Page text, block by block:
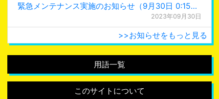
緊急メンテナンス実施のお知らせ（9月30日 0:15更新）
2023年09月30日
>>お知らせをもっと見る
用語一覧
このサイトについて